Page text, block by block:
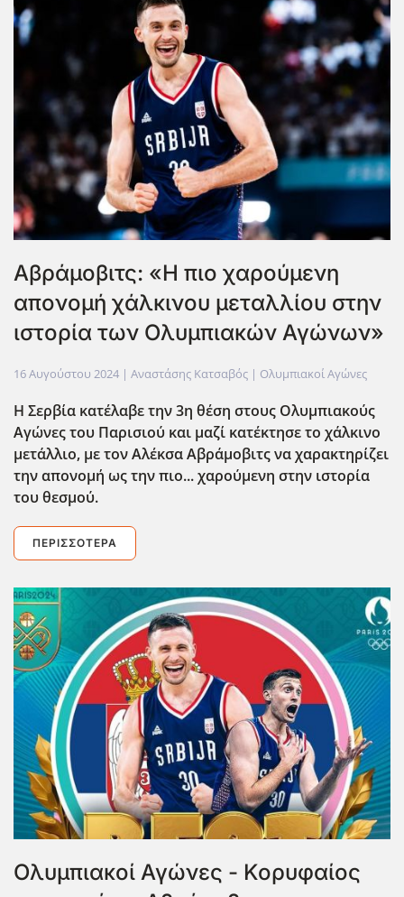
Αβράμοβιτς: «Η πιο χαρούμενη
απονομή χάλκινου μεταλλίου στην
ιστορία των Ολυμπιακών Αγώνων»
16 Αυγούστου 2024 | Αναστάσης Κατσαβός | Ολυμπιακοί Αγώνες
Η Σερβία κατέλαβε την 3η θέση στους Ολυμπιακούς
Αγώνες του Παρισιού και μαζί κατέκτησε το χάλκινο
μετάλλιο, με τον Αλέκσα Αβράμοβιτς να χαρακτηρίζει
την απονομή ως την πιο... χαρούμενη στην ιστορία
του θεσμού.
ΠΕΡΙΣΣΌΤΕΡΑ
Ολυμπιακοί Αγώνες - Κορυφαίος